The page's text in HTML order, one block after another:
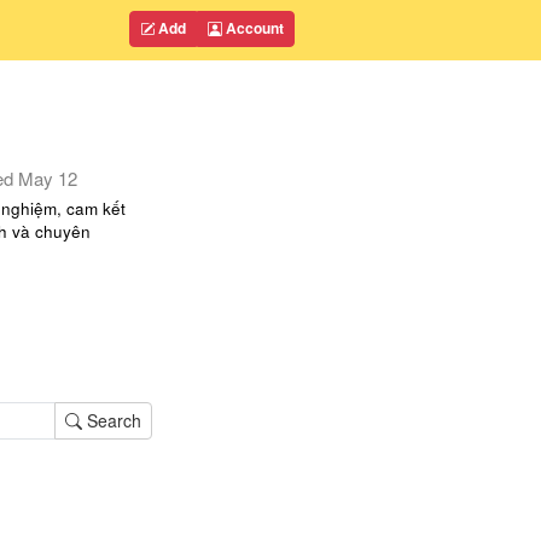
Add Account
May 12
cam kết
và chuyên
Search